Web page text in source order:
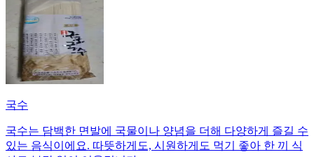
국수
국수는 담백한 면발에 국물이나 양념을 더해 다양하게 즐길 수
있는 음식이에요. 따뜻하게도, 시원하게도 먹기 좋아 한 끼 식